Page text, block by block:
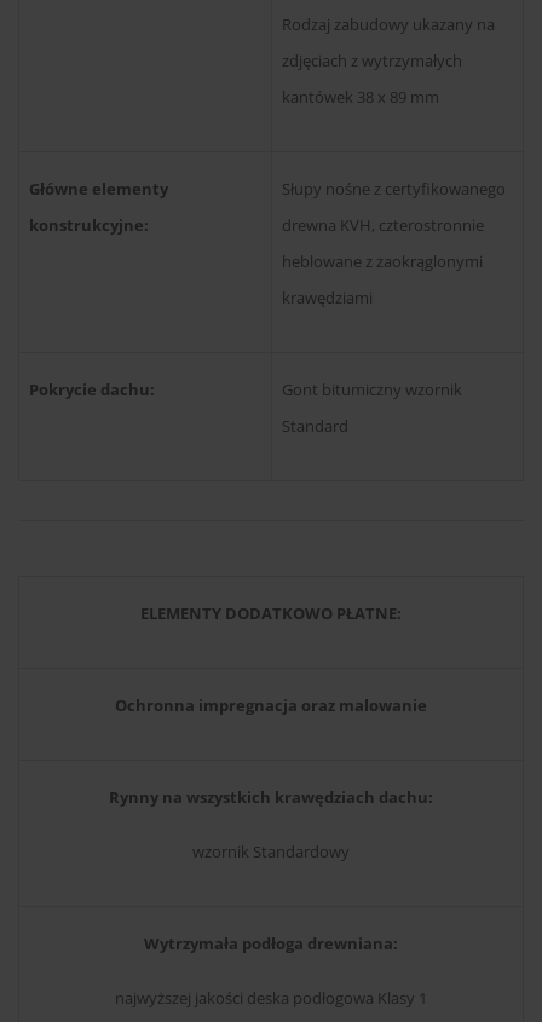
Rodzaj zabudowy ukazany na
zdjęciach z wytrzymałych
kantówek 38 x 89 mm
Główne elementy
konstrukcyjne:
Słupy nośne z certyfikowanego
drewna KVH, czterostronnie
heblowane z zaokrąglonymi
krawędziami
Pokrycie dachu:
Gont bitumiczny wzornik
Standard
ELEMENTY DODATKOWO PŁATNE:
Ochronna impregnacja oraz malowanie
Rynny na wszystkich krawędziach dachu:
wzornik Standardowy
Wytrzymała podłoga drewniana:
najwyższej jakości deska podłogowa Klasy 1